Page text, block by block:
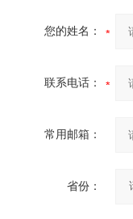
您的姓名：
联系电话：
常用邮箱：
省份：